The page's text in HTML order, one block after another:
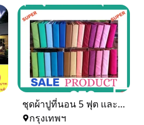
ชุดผ้าปูที่นอน 5 ฟุต และ 6 ฟุต ราคาเดียวจร้า สนใจรับไหมคะ
กรุงเทพฯ